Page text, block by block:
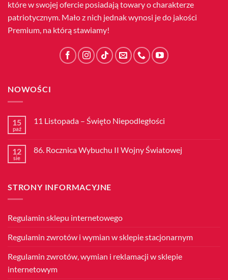
które w swojej ofercie posiadają towary o charakterze
patriotycznym. Mało z nich jednak wynosi je do jakości
Premium, na którą stawiamy!
NOWOŚCI
15
paź
11 Listopada – Święto Niepodległości
11
12
sie
86. Rocznica Wybuchu II Wojny Światowej
Rocznica
STRONY INFORMACYJNE
Regulamin sklepu internetowego
Regulamin zwrotów i wymian w sklepie stacjonarnym
Regulamin zwrotów, wymian i reklamacji w sklepie
internetowym